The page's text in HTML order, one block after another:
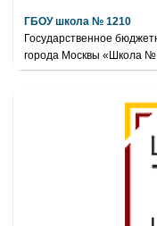
ГБОУ школа № 1210
Государственное
города Москвы «Школа